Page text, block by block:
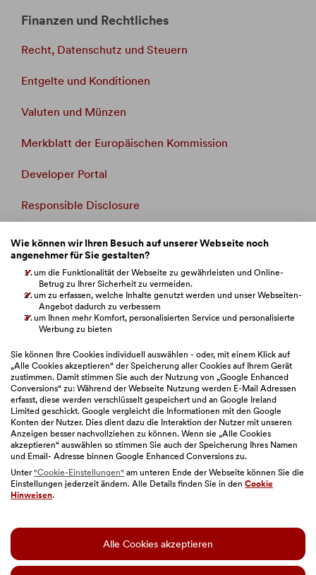
Finanzen und Rechtliches
Recht, Datenschutz und Steuern
Entgelte und Konditionen
Valuten und Münzen
Merkblatt der Europäischen Kommission
Developer Portal
Responsible Disclosure
Whistleblowing
Beschwerdemanagement
Verbandsklage
BAWAG Webseiten
Bitte auswählen
Sitemap
|
Cookie-Einstellungen
© BAWAG
Wie können wir Ihren Besuch auf unserer Webseite noch
angenehmer für Sie gestalten?
um die Funktionalität der Webseite zu gewährleisten und Online-
Betrug zu Ihrer Sicherheit zu vermeiden.
um zu erfassen, welche Inhalte genutzt werden und unser Webseiten-
Angebot dadurch zu verbessern
um Ihnen mehr Komfort, personalisierten Service und personalisierte
Werbung zu bieten
Sie können Ihre Cookies individuell auswählen - oder, mit einem Klick auf
„Alle Cookies akzeptieren“ der Speicherung aller Cookies auf Ihrem Gerät
zustimmen. Damit stimmen Sie auch der Nutzung von „Google Enhanced
Conversions“ zu: Während der Webseite Nutzung werden E-Mail Adressen
erfasst, diese werden verschlüsselt gespeichert und an Google Ireland
Limited geschickt. Google vergleicht die Informationen mit den Google
Konten der Nutzer. Dies dient dazu die Interaktion der Nutzer mit unseren
Anzeigen besser nachvollziehen zu können. Wenn sie „Alle Cookies
akzeptieren“ auswählen so stimmen Sie auch der Speicherung Ihres Namen
und Email- Adresse binnen Google Enhanced Conversions zu.
Unter"Cookie-Einstellungen" am unteren Ende der Webseite können Sie die
Einstellungen jederzeit ändern. Alle Details finden Sie in den Cookie
Hinweisen.
Alle Cookies akzeptieren